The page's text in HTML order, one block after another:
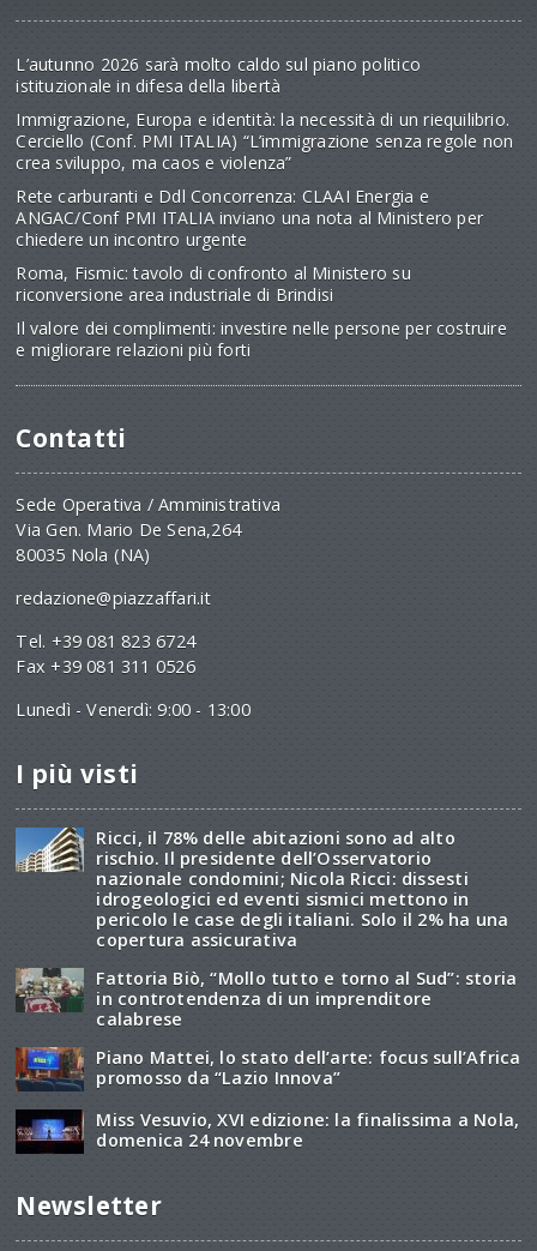
L’autunno 2026 sarà molto caldo sul piano politico
istituzionale in difesa della libertà
Immigrazione, Europa e identità: la necessità di un riequilibrio.
Cerciello (Conf. PMI ITALIA) “L’immigrazione senza regole non
crea sviluppo, ma caos e violenza”
Rete carburanti e Ddl Concorrenza: CLAAI Energia e
ANGAC/Conf PMI ITALIA inviano una nota al Ministero per
chiedere un incontro urgente
Roma, Fismic: tavolo di confronto al Ministero su
riconversione area industriale di Brindisi
Il valore dei complimenti: investire nelle persone per costruire
e migliorare relazioni più forti
Contatti
Sede Operativa / Amministrativa
Via Gen. Mario De Sena,264
80035 Nola (NA)
redazione@piazzaffari.it
Tel. +39 081 823 6724
Fax +39 081 311 0526
Lunedì - Venerdì: 9:00 - 13:00
I più visti
Ricci, il 78% delle abitazioni sono ad alto
rischio. Il presidente dell’Osservatorio
nazionale condomini; Nicola Ricci: dissesti
idrogeologici ed eventi sismici mettono in
pericolo le case degli italiani. Solo il 2% ha una
copertura assicurativa
Fattoria Biò, “Mollo tutto e torno al Sud”: storia
in controtendenza di un imprenditore
calabrese
Piano Mattei, lo stato dell’arte: focus sull’Africa
promosso da “Lazio Innova”
Miss Vesuvio, XVI edizione: la finalissima a Nola,
domenica 24 novembre
Newsletter